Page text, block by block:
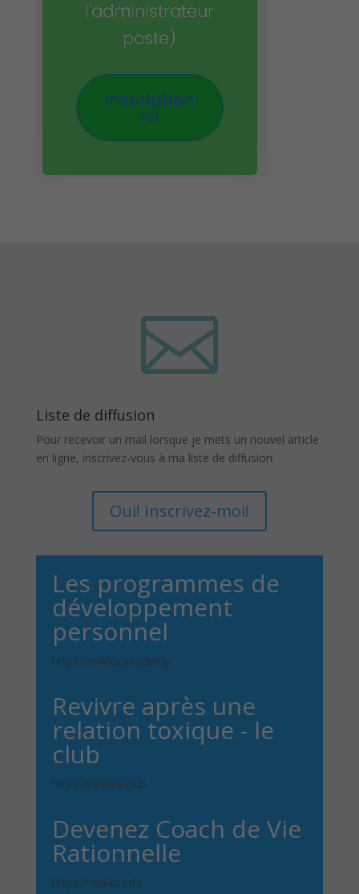

Liste de diffusion
Pour recevoir un mail lorsque je mets un nouvel article
en ligne, inscrivez-vous à ma liste de diffusion.
Oui! Inscrivez-moi!
Les programmes de
développement
personnel
https://malka.academy
Revivre après une
relation toxique - le
club
https://revivre.club
Devenez Coach de Vie
Rationnelle
https://malka.info